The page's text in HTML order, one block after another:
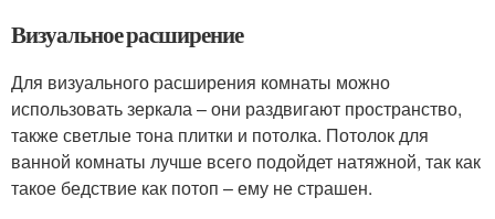
Визуальное расширение
Для визуального расширения комнаты можно
использовать зеркала – они раздвигают пространство,
также светлые тона плитки и потолка. Потолок для
ванной комнаты лучше всего подойдет натяжной, так как
такое бедствие как потоп – ему не страшен.